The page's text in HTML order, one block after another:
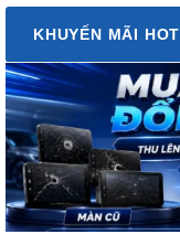
KHUYẾN MÃI HOT